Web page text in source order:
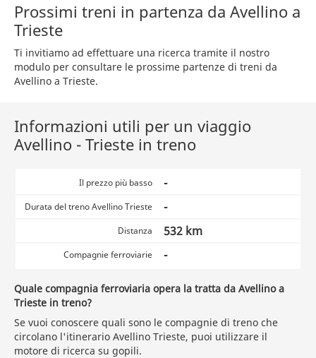
Prossimi treni in partenza da Avellino a
Trieste
Ti invitiamo ad effettuare una ricerca tramite il nostro
modulo per consultare le prossime partenze di treni da
Avellino a Trieste.
Informazioni utili per un viaggio
Avellino - Trieste in treno
Il prezzo più basso -
Durata del treno Avellino Trieste -
Distanza 532 km
Compagnie ferroviarie -
Quale compagnia ferroviaria opera la tratta da Avellino a
Trieste in treno?
Se vuoi conoscere quali sono le compagnie di treno che
circolano l'itinerario Avellino Trieste, puoi utilizzare il
motore di ricerca su gopili.